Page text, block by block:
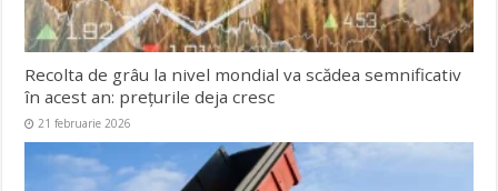
Recolta de grâu la nivel mondial va scădea semnificativ
în acest an: prețurile deja cresc
21 februarie 2026